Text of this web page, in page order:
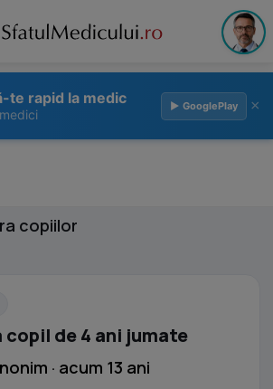
te rapid la medic ▶ GooglePlay ×
copiilor
de 4 ani jumate
· acum 13 ani